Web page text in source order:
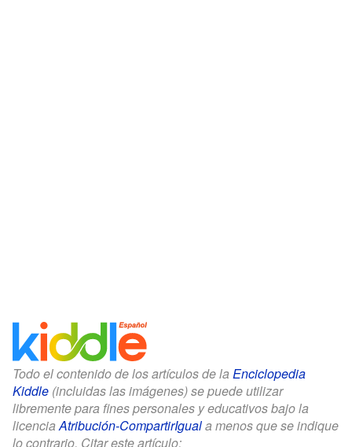
Todo el contenido de los artículos de la Enciclopedia
Kiddle (incluidas las imágenes) se puede utilizar
libremente para fines personales y educativos bajo la
licenciaAtribución-CompartirIguala menos que se indique
lo contrario. Citar este artículo: